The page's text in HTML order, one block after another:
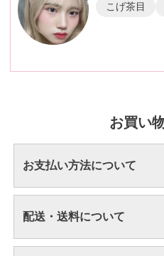
こげ茶目
お買い
お支払い方法について
配送・送料について